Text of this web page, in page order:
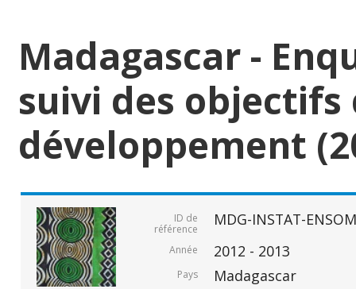
Madagascar -
suivi des
développement
ID de
référence
MDG-INSTAT-
Année 2012 - 2013
Pays Madagascar